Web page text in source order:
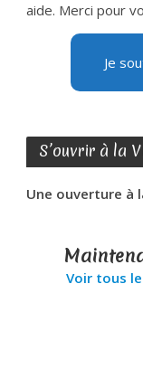
aide. Merci pour
Je
S’ouvrir à la
Une ouverture à
Voir tous